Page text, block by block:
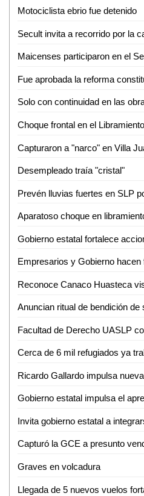
Motociclista ebrio fue detenido
Secult invita a recorrido por la
Maicenses participaron en el
Capturaron a "narco" en Villa
Desempleado traía "cristal"
Cerca de 6 mil refugiados ya
Gobierno estatal impulsa el
Invita gobierno estatal a
Capturó la GCE a presunto
Graves en volcadura